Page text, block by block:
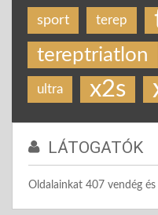
sport terep
tereptriatlon
ultra x2s
LÁTOGATÓK
Oldalainkat 407 vendég